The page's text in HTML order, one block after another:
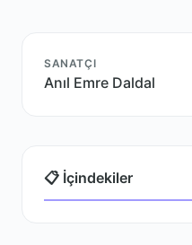
SANATÇI
Anıl Emre Daldal
📋 İçindekiler